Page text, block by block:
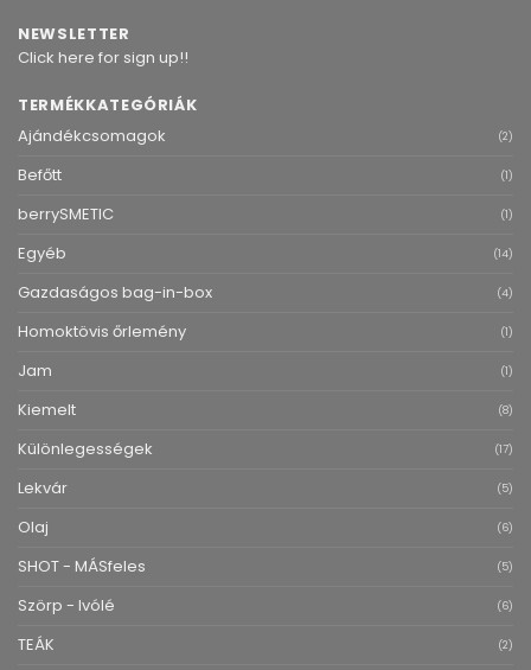
NEWSLETTER
Click here for sign up!!
TERMÉKKATEGÓRIÁK
Ajándékcsomagok
(2)
Befőtt (1)
berrySMETIC (1)
Egyéb (14)
Gazdaságos bag-in-box (4)
Homoktövis őrlemény (1)
Jam (1)
Kiemelt (8)
Különlegességek (17)
Lekvár (5)
Olaj (6)
SHOT - MÁSfeles (5)
Szörp - Ivólé (6)
TEÁK (2)